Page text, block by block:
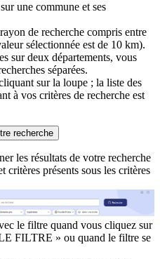
une commune et ses
de recherche compris entre
sélectionnée est de 10 km).
sur deux départements, vous
séparées.
sur la loupe ; la liste des
à vos critères de recherche est
recherche
les résultats de votre recherche
critères présents sous les critères
le filtre quand vous cliquez sur
FILTRE » ou quand le filtre se